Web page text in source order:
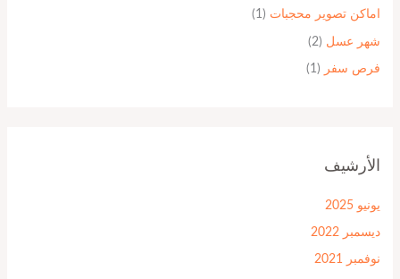
اماكن تصوير محجبات (1)
شهر عسل (2)
فرص سفر (1)
الأرشيف
يونيو 2025
ديسمبر 2022
نوفمبر 2021